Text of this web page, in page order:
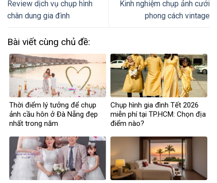
Review dịch vụ chụp hình
chân dung gia đình
Kinh nghiệm chụp ảnh cưới
phong cách vintage
Bài viết cùng chủ đề:
Thời điểm lý tưởng để chụp
ảnh cầu hôn ở Đà Nẵng đẹp
nhất trong năm
Chụp hình gia đình Tết 2026
miễn phí tại TP.HCM: Chọn địa
điểm nào?